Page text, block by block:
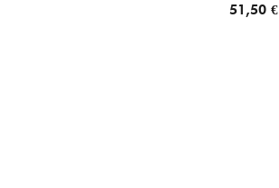
51,50 €